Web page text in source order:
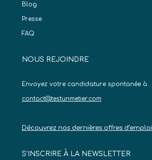
Blog
Presse
FAQ
NOUS REJOINDRE
Envoyez votre candidature spontanée à
contact@testunmetier.com
Découvrez nos dernières offres d’emploi
S’INSCRIRE À LA NEWSLETTER